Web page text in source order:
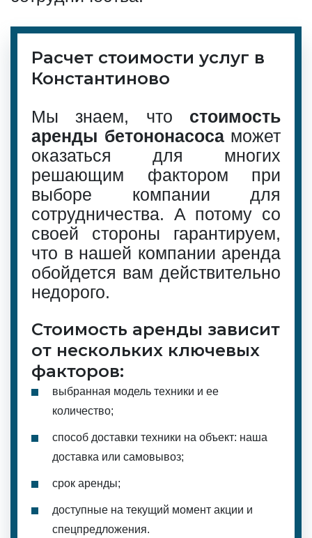
Расчет стоимости услуг в
Константиново
Мы знаем, что стоимость
аренды бетононасосаможет
оказаться для многих
решающим фактором при
выборе компании для
сотрудничества. А потому со
своей стороны гарантируем,
что в нашей компании аренда
обойдется вам действительно
недорого.
Стоимость аренды зависит
от нескольких ключевых
факторов:
выбранная модель техники и ее
количество;
способ доставки техники на объект: наша
доставка или самовывоз;
срок аренды;
доступные на текущий момент акции и
спецпредложения.